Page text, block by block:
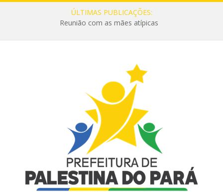
ÚLTIMAS PUBLICAÇÕES:
Reunião com as mães atípicas